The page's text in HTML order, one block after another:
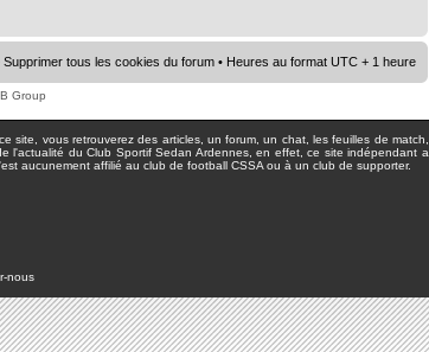
Supprimer tous les cookies du forum • Heures au format UTC + 1 heure
Group
vous retrouverez des articles, un forum, un chat, les feuilles de match,
l'actualité du Club Sportif Sedan Ardennes, en effet, ce site indépendant a
aucunement affilié au club de football CSSA ou à un club de supporter.
nous